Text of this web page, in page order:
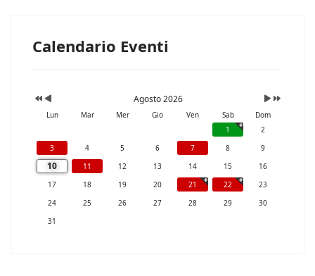
Calendario Eventi
Agosto 2026
Lun Mar Mer Gio Ven Sab
Dom
1
2
3
4 5 6 7 8 9
10 11 12 13 14 15
16
17
18 19 20 21 22
23
24
25 26 27 28 29
30
31